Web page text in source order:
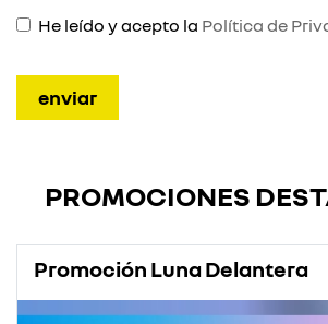
He leído y acepto la Política de
PROMOCIONES
Promoción Luna Delantera